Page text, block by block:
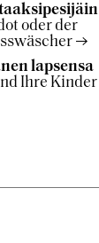
oder der
lapsensa
Ihre Kinder